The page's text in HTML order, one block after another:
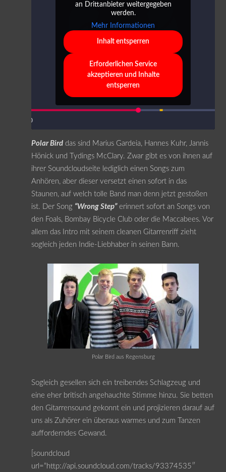
an Drittanbieter weitergegeben
werden.
Mehr Informationen
Inhalt entsperren
Erforderlichen Service
akzeptieren und Inhalte
entsperren
Polar Bird das sind Marius Gardeia, Hannes Kuhr, Jannis
Hönick und Tydings McClary. Zwar gibt es von ihnen auf
ihrer Soundcloudseite lediglich einen Songs zum
Anhören, aber dieser versetzt einen sofort in das
Staunen, auf welch tolle Band man denn jetzt gestoßen
ist. Der Song “Wrong Step”erinnert sofort an Songs von
den Foals, Bombay Bicycle Club oder die Maccabees. Vor
allem das Intro mit seinem cleanen Gitarrenriff zieht
sogleich jeden Indie-Liebhaber in seinen Bann.
Polar Bird aus Regensburg
Sogleich gesellen sich ein treibendes Schlagzeug und
eine eher britisch angehauchte Stimme hinzu. Sie betten
den Gitarrensound gekonnt ein und projizieren darauf auf
uns als Zuhörer ein überaus warmes und zum Tanzen
aufforderndes Gewand.
[soundcloud
url=“http://api.soundcloud.com/tracks/93374535″